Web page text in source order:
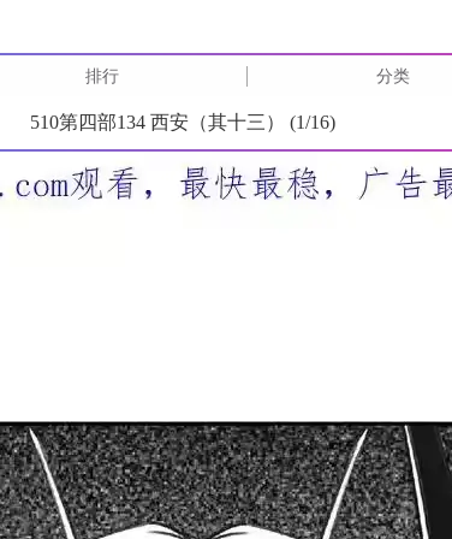
排行 分类
510第四部134 西安（其十三） (1/16)